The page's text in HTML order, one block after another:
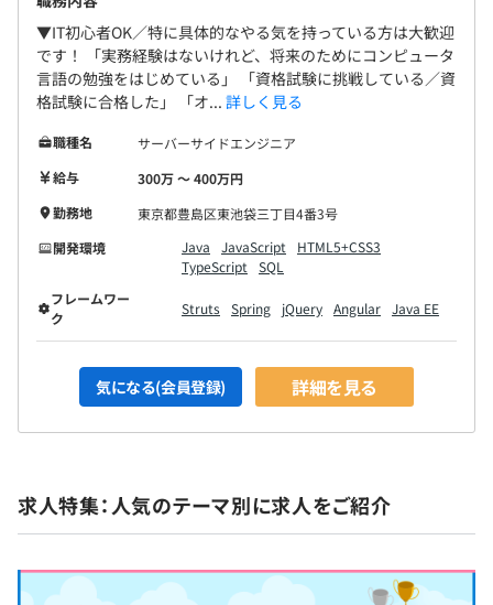
▼IT初心者OK／特に具体的なやる気を持っている方は大歓迎
です！ 「実務経験はないけれど、将来のためにコンピュータ
言語の勉強をはじめている」 「資格試験に挑戦している／資
格試験に合格した」 「オ... 詳しく見る
職種名
サーバーサイドエンジニア
給与
300万 〜 400万円
勤務地
東京都豊島区東池袋三丁目4番3号
開発環境
Java JavaScript
HTML5+CSS3
TypeScript
SQL
フレームワー
ク
Struts Spring jQuery Angular Java EE
気になる(会員登録) 詳細を見る
求人特集：人気のテーマ別に求人をご紹介